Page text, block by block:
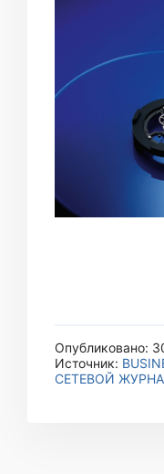
Опубликовано:
Источник:
СЕТЕВОЙ